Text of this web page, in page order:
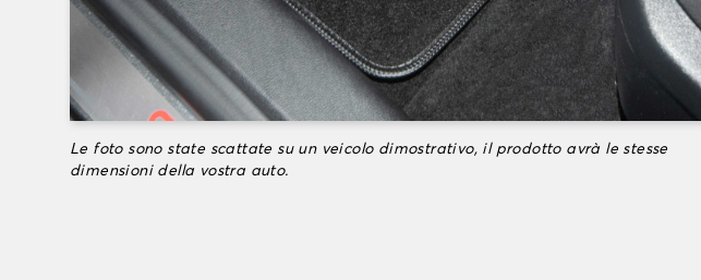
Le foto sono state scattate su un veicolo dimostrativo, il prodotto avrà le stesse
dimensioni della vostra auto.